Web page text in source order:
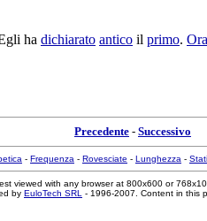
ha dichiarato antico il primo. Ora
Precedente - Successivo
- Frequenza - Rovesciate - Lunghezza -
viewed with any browser at 800x600 or
by EuloTech SRL - 1996-2007. Content in this